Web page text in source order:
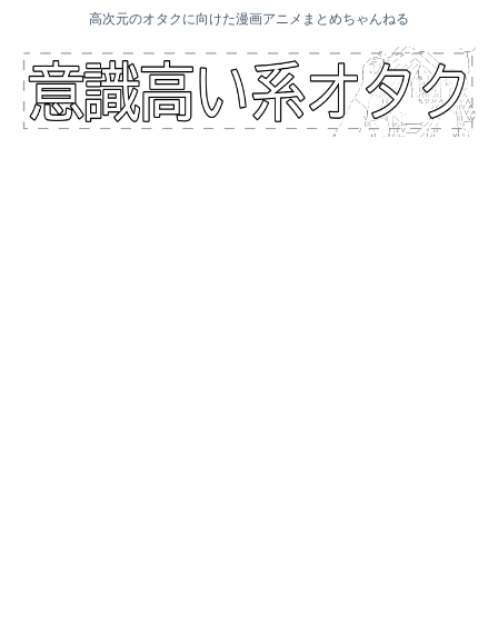
高次元のオタクに向けた漫画アニメまとめちゃんねる